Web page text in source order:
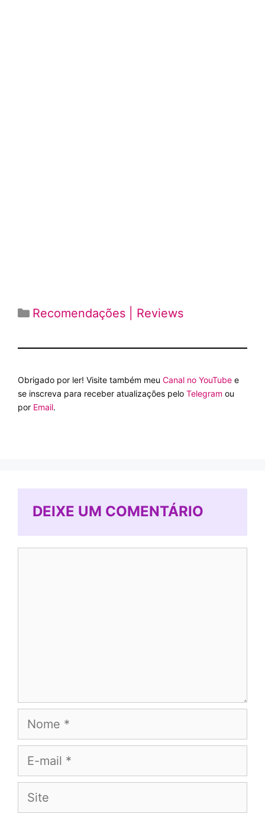
Categorias
Recomendações | Reviews
Obrigado por ler! Visite também meu Canal no YouTube e
se inscreva para receber atualizações pelo Telegram ou
por Email.
DEIXE UM COMENTÁRIO
Nome
E-
mail
Site